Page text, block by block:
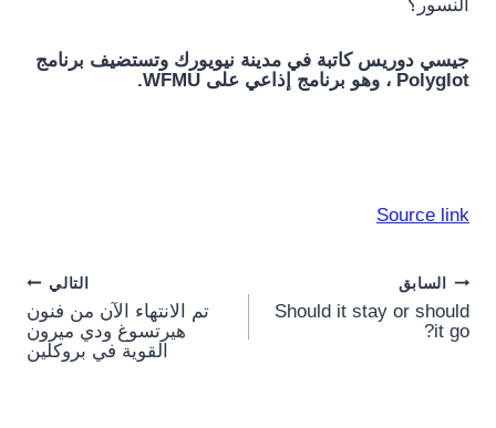
النسور؟
جيسي دوريس كاتبة في مدينة نيويورك وتستضيف برنامج
Polyglot ، وهو برنامج إذاعي على WFMU.
Source link
Post
navigation
السابق
Should it stay or should
it go?
التالي
تم الانتهاء الآن من فنون
هيرتسوغ ودي ميرون
القوية في بروكلين